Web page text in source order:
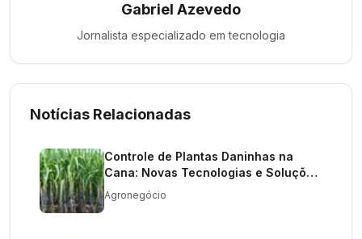
Gabriel Azevedo
Jornalista especializado emtecnologia
Notícias Relacionadas
Controle de Plantas Daninhas na
Cana: Novas Tecnologias e Soluções
Sustentáveis
Agronegócio